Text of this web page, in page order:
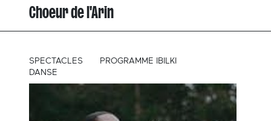
Choeur de l'Arin
SPECTACLES
PROGRAMME IBILKI
DANSE